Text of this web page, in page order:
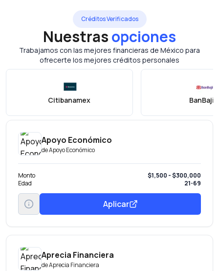
Créditos Verificados
Nuestrasopciones
Trabajamos con las mejores financieras de México para
ofrecerte los mejores créditos personales
Citibanamex BanBajío
Apoyo Económico
deApoyo Económico
Monto
$1,500 - $300,000
Edad
21-69
Aplicar
Aprecia Financiera
deAprecia Financiera